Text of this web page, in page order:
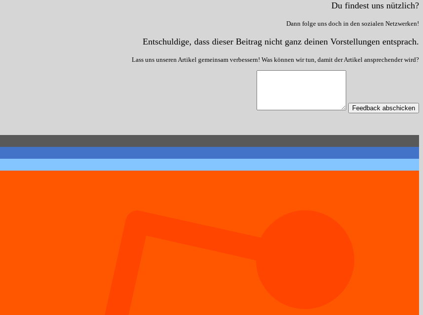
Du findest uns nützlich?
Dann folge uns doch in den sozialen Netzwerken!
Entschuldige, dass dieser Beitrag nicht ganz deinen Vorstellungen entsprach.
Lass uns unseren Artikel gemeinsam verbessern! Was können wir tun, damit der Artikel ansprechender wird?
Feedback abschicken